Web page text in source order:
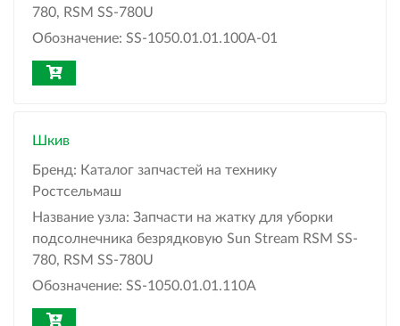
780, RSM SS-780U
Обозначение: SS-1050.01.01.100А-01
Шкив
Бренд: Каталог запчастей на технику
Ростсельмаш
Название узла: Запчасти на жатку для уборки
подсолнечника безрядковую Sun Stream RSM SS-
780, RSM SS-780U
Обозначение: SS-1050.01.01.110А